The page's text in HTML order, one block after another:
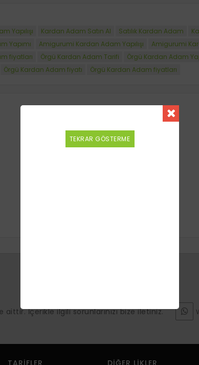
Yapılışı Kardan Adam Satın Al Satılık Kardan Adam
Yapımı Amigurumi Kardan Adam Yapılışı Amigurumi
fiyatları Örgü Kardan Adam Tarifi Örgü Kardan Adam
Örgü Kardan Adam fiyatı Örgü Kardan Adam fiyatları
İçerikle ilgili sorunlarınızı bize iletiniz.
TARIFLER DIĞER LIKLER
TEKRAR GÖSTERME